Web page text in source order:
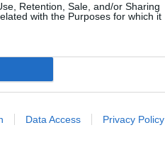
Retention, Sale, and/or Sharing
with the Purposes for which it
Data Access Privacy Policy
naujiems mokslo metams –